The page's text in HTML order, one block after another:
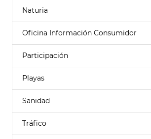
Naturia
Oficina Información Consumidor
Participación
Playas
Sanidad
Tráfico